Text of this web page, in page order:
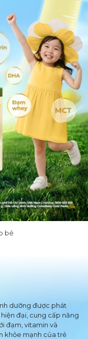
bé
dưỡng được phát
đại, cung cấp năng
đạm, vitamin và
khỏe mạnh của trẻ